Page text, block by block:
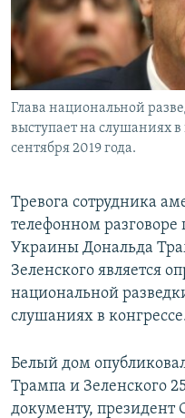
Глава национальной
выступает на слушаниях
сентября 2019 года.
Тревога сотрудника
телефонном
Украины Дональда
Зеленского является
национальной
слушаниях в
Белый дом
Трампа и Зеленского
документу,